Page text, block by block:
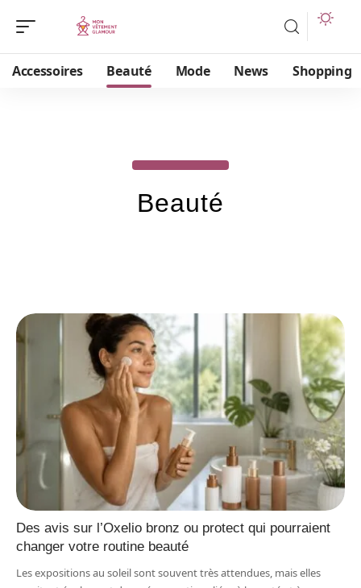
Accessoires Beauté Mode News Shopping
Beauté
Des avis sur l’Oxelio bronz ou protect qui pourraient
changer votre routine beauté
Les expositions au soleil sont souvent très attendues, mais elles